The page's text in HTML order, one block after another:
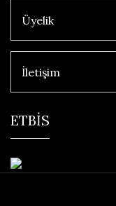
Üyelik
İletişim
ETBİS